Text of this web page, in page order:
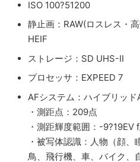
ISO 100?51200
静止画：RAW(ロスレス・
HEIF
ストレージ：SD UHS-II
プロセッサ：EXPEED 7
AFシステム：ハイブリッド
・測距点：209点
・測距輝度範囲：-9?19EV
・被写体認識：人物（顔、
鳥、飛行機、車、バイク、